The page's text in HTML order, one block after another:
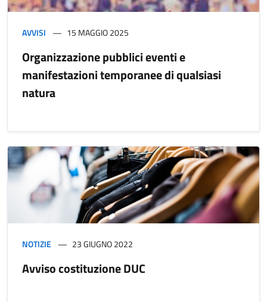
AVVISI 15 MAGGIO 2025
Organizzazione pubblici eventi e
manifestazioni temporanee di qualsiasi
natura
NOTIZIE 23 GIUGNO 2022
Avviso costituzione DUC